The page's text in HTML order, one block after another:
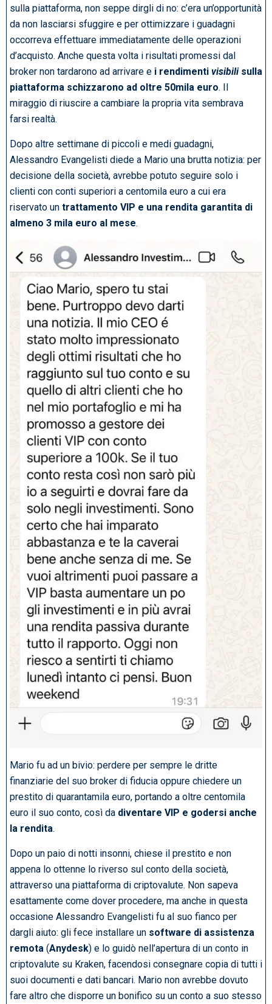
sulla piattaforma, non seppe dirgli di no: c’era un’opportunità
da non lasciarsi sfuggire e per ottimizzare i guadagni
occorreva effettuare immediatamente delle operazioni
d’acquisto. Anche questa volta i risultati promessi dal
broker non tardarono ad arrivare e i rendimenti visibilisulla
piattaforma schizzarono ad oltre 50mila euro. Il
miraggio di riuscire a cambiare la propria vita sembrava
farsi realtà.
Dopo altre settimane di piccoli e medi guadagni,
Alessandro Evangelisti diede a Mario una brutta notizia: per
decisione della società, avrebbe potuto seguire solo i
clienti con conti superiori a centomila euro a cui era
riservato un trattamento VIP e una rendita garantita di
almeno 3 mila euro al mese.
Mario fu ad un bivio: perdere per sempre le dritte
finanziarie del suo broker di fiducia oppure chiedere un
prestito di quarantamila euro, portando a oltre centomila
euro il suo conto, così da diventare VIP e godersi anche
la rendita.
Dopo un paio di notti insonni, chiese il prestito e non
appena lo ottenne lo riverso sul conto della società,
attraverso una piattaforma di criptovalute. Non sapeva
esattamente come dover procedere, ma anche in questa
occasione Alessandro Evangelisti fu al suo fianco per
dargli aiuto: gli fece installare un software di assistenza
remota (Anydesk) e lo guidò nell’apertura di un conto in
criptovalute su Kraken, facendosi consegnare copia di tutti i
suoi documenti e dati bancari. Mario non avrebbe dovuto
fare altro che disporre un bonifico su un conto a suo stesso